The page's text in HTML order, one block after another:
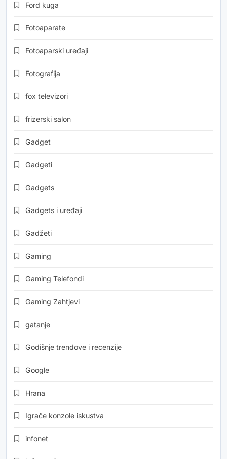
Ford kuga
Fotoaparate
Fotoaparski uređaji
Fotografija
fox televizori
frizerski salon
Gadget
Gadgeti
Gadgets
Gadgets i uređaji
Gadžeti
Gaming
Gaming Telefondi
Gaming Zahtjevi
gatanje
Godišnje trendove i recenzije
Google
Hrana
Igrače konzole iskustva
infonet